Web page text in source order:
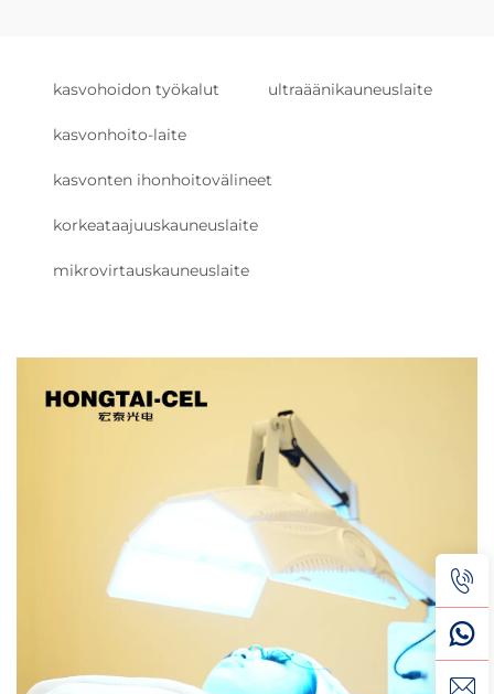
kasvohoidon työkalut ultraäänikauneuslaite
kasvonhoito-laite
kasvonten ihonhoitovälineet
korkeataajuuskauneuslaite
mikrovirtauskauneuslaite